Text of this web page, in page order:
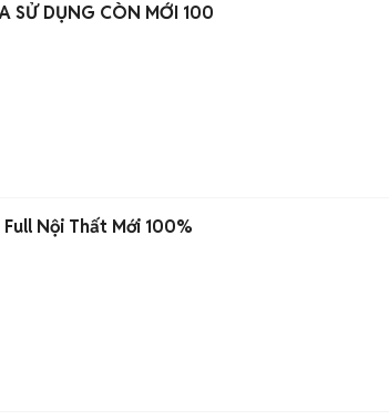
SỬ DỤNG CÒN MỚI 100
Nội Thất Mới 100%